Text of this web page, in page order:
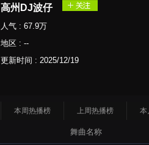
高州DJ波仔
人气 : 67.9万
地区 : --
更新时间 : 2025/12/19
本周热播榜 上周热播榜 本
舞曲名称